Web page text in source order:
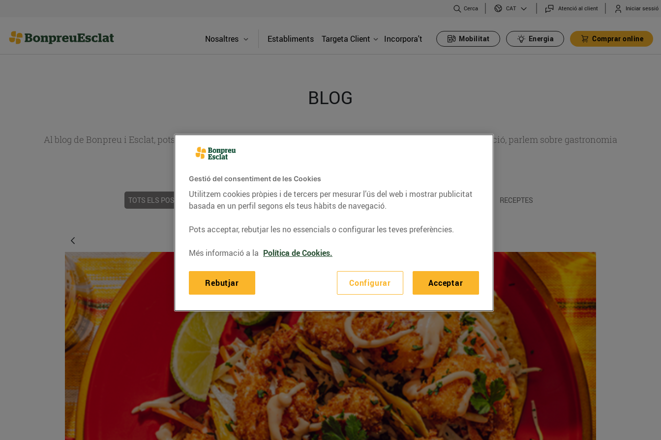
Cerca CAT Atenció al client Iniciar sessió
Nosaltres Establiments Targeta Client Incorpora't Mobilitat Energia Comprar online
BLOG
Al blog de Bonpreu i Esclat, pots trobar receptes, consells nutricionals, informació d’actualitat sobre alimentació, parlem sobre gastronomia
TOTS ELS POSTS ACTUALITAT CONSELLS I HÀBITS SALUDABLES ENERGIA GASTRONOMIA I TRADICIONS RECEPTES
Gestió del consentiment de les Cookies
Utilitzem cookies pròpies i de tercers per mesurar l’ús del web i mostrar publicitat
basada en un perfil segons els teus hàbits de navegació.
Pots acceptar, rebutjar les no essencials o configurar les teves preferències.
Més informació a la Política de Cookies.
Configurar
Rebutjar Acceptar